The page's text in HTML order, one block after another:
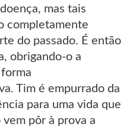
mas tais
completamente
do passado. É então
obrigando-o a
Tim é empurrado da
para uma vida que
pôr à prova a